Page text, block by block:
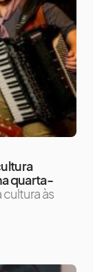
quarta-
às